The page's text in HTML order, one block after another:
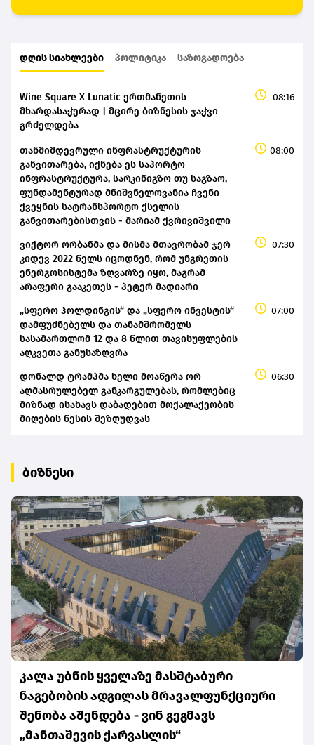
დღის სიახლეები პოლიტიკა საზოგადოება
Wine Square X Lunatic ერთმანეთის
მხარდასაჭერად | მცირე ბიზნესის ჯაჭვი
გრძელდება
08:16
თანმიმდევრული ინფრასტრუქტურის
განვითარება, იქნება ეს საპორტო
ინფრასტრუქტურა, სარკინიგზო თუ საგზაო,
ფუნდამენტურად მნიშვნელოვანია ჩვენი
ქვეყნის სატრანსპორტო ქსელის
განვითარებისთვის - მარიამ ქვრივიშვილი
08:00
ვიქტორ ორბანმა და მისმა მთავრობამ ჯერ
კიდევ 2022 წელს იცოდნენ, რომ უნგრეთის
ენერგოსისტემა ზღვარზე იყო, მაგრამ
არაფერი გააკეთეს - პეტერ მადიარი
07:30
„სფერო ჰოლდინგის“ და „სფერო ინვესტის“
დამფუძნებელს და თანამშრომელს
სასამართლომ 12 და 8 წლით თავისუფლების
აღკვეთა განუსაზღვრა
07:00
დონალდ ტრამპმა ხელი მოაწერა ორ
აღმასრულებელ განკარგულებას, რომლებიც
მიზნად ისახავს დაბადებით მოქალაქეობის
მიღების წესის შეზღუდვას
06:30
ბიზნესი
კალა უბნის ყველაზე მასშტაბური
ნაგებობის ადგილას მრავალფუნქციური
შენობა აშენდება - ვინ გეგმავს
„მანთაშევის ქარვასლის“